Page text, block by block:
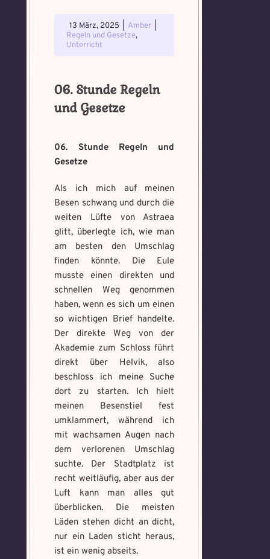
13 März, 2025 Amber
Regeln und Gesetze,
Unterricht
06. Stunde Regeln
und Gesetze
06. Stunde Regeln und
Gesetze
Als ich mich auf meinen
Besen schwang und durch die
weiten Lüfte von Astraea
glitt, überlegte ich, wie man
am besten den Umschlag
finden könnte. Die Eule
musste einen direkten und
schnellen Weg genommen
haben, wenn es sich um einen
so wichtigen Brief handelte.
Der direkte Weg von der
Akademie zum Schloss führt
direkt über Helvik, also
beschloss ich meine Suche
dort zu starten. Ich hielt
meinen Besenstiel fest
umklammert, während ich
mit wachsamen Augen nach
dem verlorenen Umschlag
suchte. Der Stadtplatz ist
recht weitläufig, aber aus der
Luft kann man alles gut
überblicken. Die meisten
Läden stehen dicht an dicht,
nur ein Laden sticht heraus,
ist ein wenig abseits.
Voraussetzung:5.
Artefakte
Benutzername *
Wo gefunden? *
Wähle ein beliebiges
Voraussetzung:5.
Verteidigungsstunde
Benutzername *
Wo gefunden? *
Du hast einen Gegenstand gefunden!
nur mit, wenn du ihn wirklich benötigst.